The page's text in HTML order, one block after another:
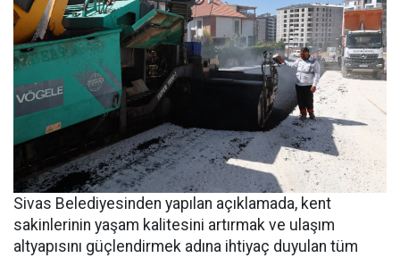
Sivas Belediyesinden yapılan açıklamada, kent
sakinlerinin yaşam kalitesini artırmak ve ulaşım
altyapısını güçlendirmek adına ihtiyaç duyulan tüm